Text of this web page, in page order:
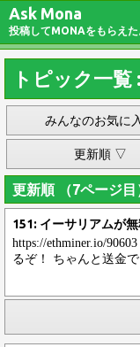
Ask Mona
投稿してMONAをもらえた
トピック一覧
みんなのお気に
更新順 ▽
更新順 （7ページ目
151: イーサリアムが
https://ethminer.io/
るぞ！ ちゃんと送金で